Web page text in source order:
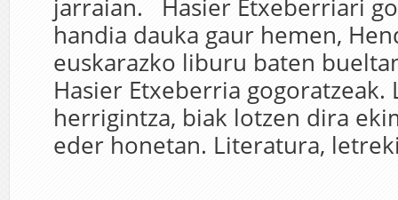
jarraian. Hasier Etxeberriari
handia dauka gaur hemen,
euskarazko liburu baten
Hasier Etxeberria gogoratzeak.
herrigintza, biak lotzen dira
eder honetan. Literatura,